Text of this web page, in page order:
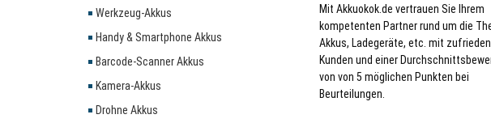
Werkzeug-Akkus
Handy & Smartphone Akkus
Barcode-Scanner Akkus
Kamera-Akkus
Drohne Akkus
Mit Akkuokok.de vertrauen Sie Ihrem
kompetenten Partner rund um die
Akkus, Ladegeräte, etc. mit
Kunden und einer
von von 5 möglichen Punkten bei
Beurteilungen.